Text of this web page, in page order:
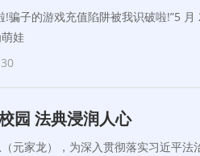
子的游戏充值陷阱被我识破啦!”5 月
娃
园 法典浸润人心
家龙），为深入贯彻落实习近平法